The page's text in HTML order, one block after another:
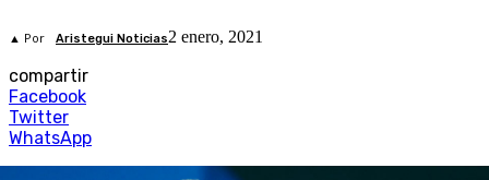
▲ Por Aristegui Noticias2 enero, 2021
compartir
Facebook
Twitter
WhatsApp